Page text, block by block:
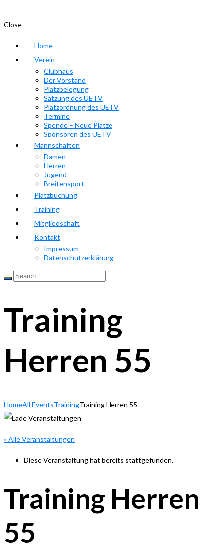
Close
Home
Verein
Clubhaus
Der Vorstand
Platzbelegung
Satzung des UETV
Platzordnung des UETV
Termine
Spende – Neue Plätze
Sponsoren des UETV
Mannschaften
Damen
Herren
Jugend
Breitensport
Platzbuchung
Training
Mitgliedschaft
Kontakt
Impressum
Datenschutzerklärung
Training
Herren 55
HomeAll EventsTrainingTraining Herren 55
« Alle Veranstaltungen
Diese Veranstaltung hat bereits stattgefunden.
Training Herren
55